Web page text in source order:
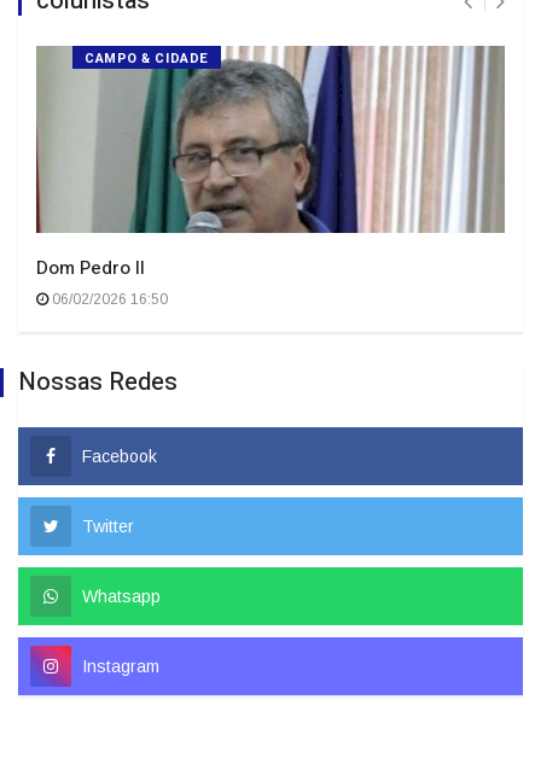
CAMPO & CIDADE
Dom Pedro II
06/02/2026 16:50
Nossas Redes
Facebook
Twitter
Whatsapp
Instagram